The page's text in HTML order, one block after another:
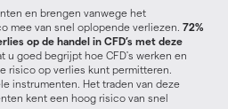
en brengen vanwege het
mee van snel oplopende verliezen. 72%
op de handel in CFD’s met deze
u goed begrijpt hoe CFD's werken en
risico op verlies kunt permitteren.
instrumenten. Het traden van deze
kent een hoog risico van snel